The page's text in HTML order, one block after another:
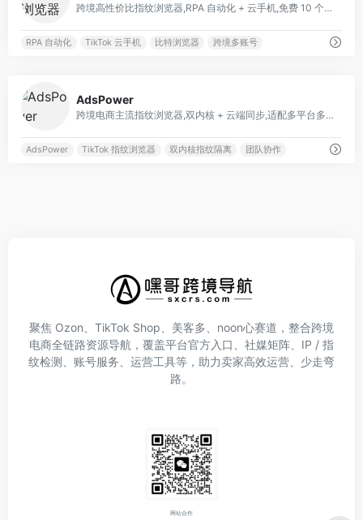
跨境高性价比指纹浏览器,RPA 自动化 + 云手机,免费 10 个环境
RPA 自动化 TikTok 云手机 比特浏览器 跨境多账号
AdsPower
跨境电商主流指纹浏览器,双内核 + 云端同步,适配多平台多账号运营
AdsPower TikTok 指纹浏览器 双内核指纹隔离 团队协作
聚焦 Ozon、TikTok Shop、美客多、noon心赛道，整合跨境
电商全链路资源导航，覆盖平台官方入口、社媒矩阵、IP / 指
纹检测、账号服务、运营工具等，助力卖家高效运营、少走弯
路。
网站合作